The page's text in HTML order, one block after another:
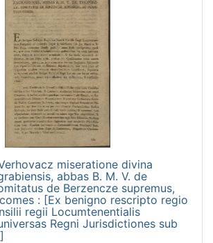
miseratione divina
abbas B. M. V. de
de Berzencze supremus,
: [Ex benigno rescripto regio
regii Locumtenentialis
Regni Jurisdictiones sub